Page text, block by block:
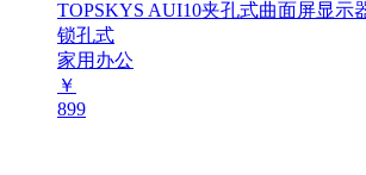
TOPSKYS AUI10夹孔式曲面屏显示
锁孔式
家用办公
￥
899